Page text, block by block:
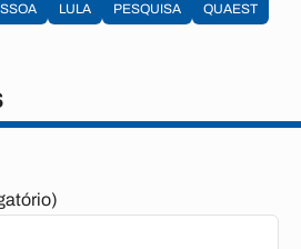
LULA PESQUISA QUAEST